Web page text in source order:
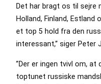
Det har bragt os til sejre
Holland, Finland, Estland
et top 5 hold fra den
interessant,” siger Peter
”Der er ingen tvivl om,
toptunet russiske